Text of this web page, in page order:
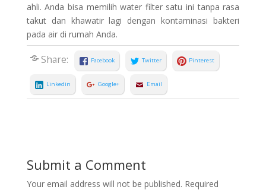
ahli. Anda bisa memilih water filter satu ini tanpa rasa
takut dan khawatir lagi dengan kontaminasi bakteri
pada air di rumah Anda.
Share: Facebook Twitter Pinterest
Linkedin Google+ Email
Submit a Comment
Your email address will not be published. Required